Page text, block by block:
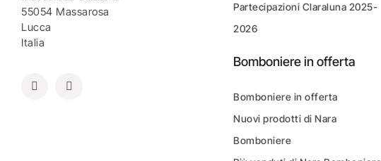
55054 Massarosa
Lucca
Italia
Partecipazioni Claraluna 2025-
2026
Bomboniere in offerta
Bomboniere in offerta
Nuovi prodotti di Nara
Bomboniere